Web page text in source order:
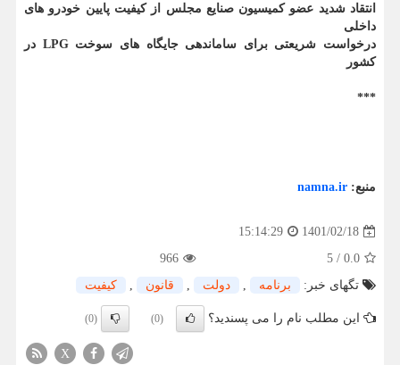
انتقاد شدید عضو کمیسیون صنایع مجلس از کیفیت پایین خودرو های
داخلی
درخواست شریعتی برای ساماندهی جایگاه های سوخت LPG در
کشور
***
منبع: namna.ir
1401/02/18
15:14:29
0.0
/
5
966
تگهای خبر:
برنامه , دولت , قانون , كیفیت
این مطلب نام را می پسندید؟ (0)
(0)
X